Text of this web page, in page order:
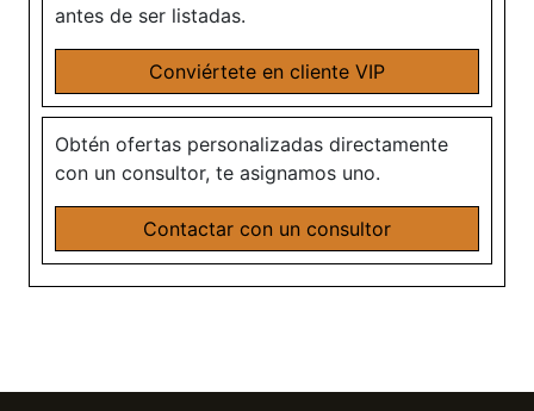
antes de ser listadas.
Conviértete en cliente VIP
Obtén ofertas personalizadas directamente
con un consultor, te asignamos uno.
Contactar con un consultor